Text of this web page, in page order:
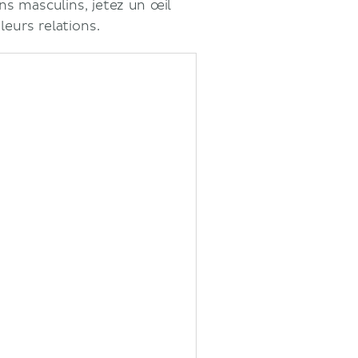
masculins, jetez un œil
relations.